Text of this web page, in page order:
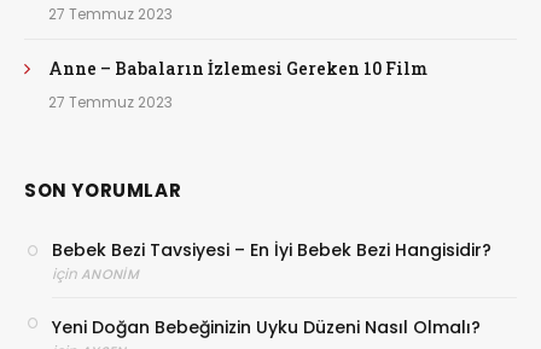
27 Temmuz 2023
Anne – Babaların İzlemesi Gereken 10 Film
27 Temmuz 2023
SON YORUMLAR
Bebek Bezi Tavsiyesi – En İyi Bebek Bezi Hangisidir?
için ANONIM
Yeni Doğan Bebeğinizin Uyku Düzeni Nasıl Olmalı?